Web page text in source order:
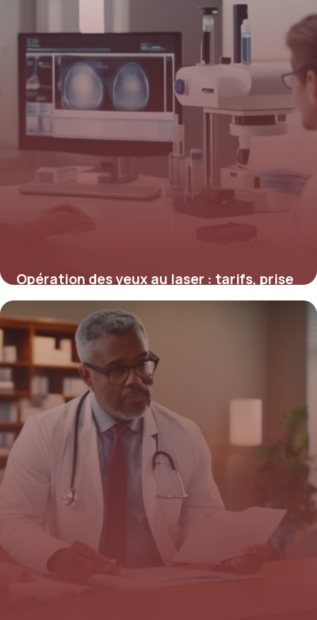
Opération des yeux au laser : tarifs, prise
en charge et conseils pour optimiser votre
budget
15 juin 2026